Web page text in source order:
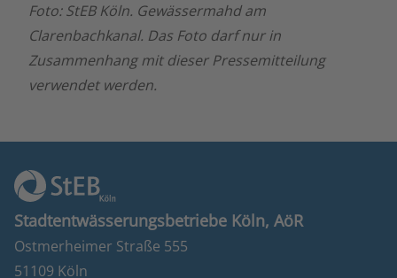
Foto: StEB Köln. Gewässermahd am
Clarenbachkanal. Das Foto darf nur in
Zusammenhang mit dieser Pressemitteilung
verwendet werden.
Stadtentwässerungsbetriebe Köln, AöR
Ostmerheimer Straße 555
51109 Köln